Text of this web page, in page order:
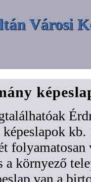
Városi
a környező
van a